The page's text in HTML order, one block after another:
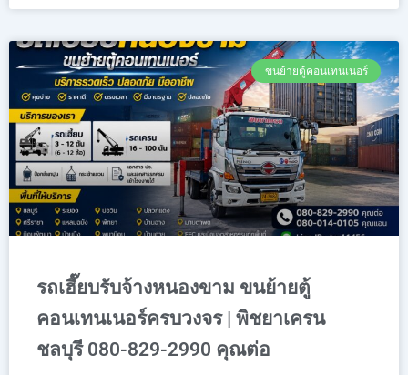
ขนย้ายตู้คอนเทนเนอร์
รถเฮี๊ยบรับจ้างหนองขาม ขนย้ายตู้
คอนเทนเนอร์ครบวงจร | พิชยาเครน
ชลบุรี 080-829-2990 คุณต่อ